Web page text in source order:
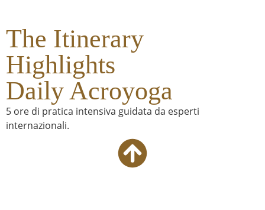
The Itinerary
Highlights
Daily Acroyoga
5 ore di pratica intensiva guidata da esperti
internazionali.